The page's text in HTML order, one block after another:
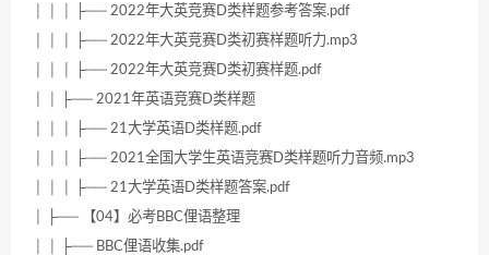
│ │ │ ├── 2022年大英竞赛D类样题参考答案.pdf
│ │ │ ├── 2022年大英竞赛D类初赛样题听力.mp3
│ │ │ ├── 2022年大英竞赛D类初赛样题.pdf
│ │ ├── 2021年英语竞赛D类样题
│ │ │ ├── 21大学英语D类样题.pdf
│ │ │ ├── 2021全国大学生英语竞赛D类样题听力音频.mp3
│ │ │ ├── 21大学英语D类样题答案.pdf
│ ├── 【04】必考BBC俚语整理
│ │ ├── BBC俚语收集.pdf